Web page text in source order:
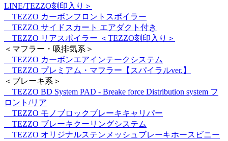
LINE/TEZZO刻印入り＞
TEZZO カーボンフロントスポイラー
TEZZO サイドスカート エアダクト付き
TEZZO リアスポイラー ＜TEZZO刻印入り＞
＜マフラー・吸排気系＞
TEZZO カーボンエアインテークシステム
TEZZO プレミアム・マフラー【スパイラルver.】
＜ブレーキ系＞
TEZZO BD System PAD - Breake force Distribution system フ
ロント/リア
TEZZO モノブロックブレーキキャリパー
TEZZO ブレーキクーリングシステム
TEZZO オリジナルステンメッシュブレーキホースビニー